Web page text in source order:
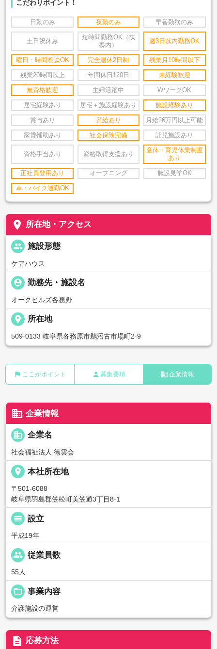
こだわりポイント！
日勤のみ 夜勤のみ 早番勤務のみ
土日祝休み
短時間勤務OK（扶
養内）
週3日以内勤務OK
曜日・時間相談OK 完全週休2日制 残業月10時間以下
残業20時間以上 年間休日120日 未経験歓迎
無資格歓迎 主婦活躍中 WワークOK
居宅経験あり 居宅＋施設経験あり 施設経験あり
賞与あり 昇給あり 月給26万円以上可能
家賃補助あり 社会保険完備 託児施設あり
資格手当あり 資格取得支援あり
産休・育児休業制度
あり
正社員登用あり オープニング 施設見学OK
車・バイク通勤OK
place 所在地・アクセス
people 施設形態
ケアハウス
person_pin 勤務先・施設名
オークヒルズ各務野
place 所在地
509-0133 岐阜県各務原市鵜沼古市場町2-9
flag ここがポイント person 募集要項 business 企業情報
business 企業情報
business 企業名
社会福祉法人 徳雲会
place 本社所在地
〒501-6088
岐阜県羽島郡笠松町美笠通3丁目8-1
calendar_view_day 設立
平成19年
people 従業員数
55人
folder_open 事業内容
介護施設の運営
description 応募方法